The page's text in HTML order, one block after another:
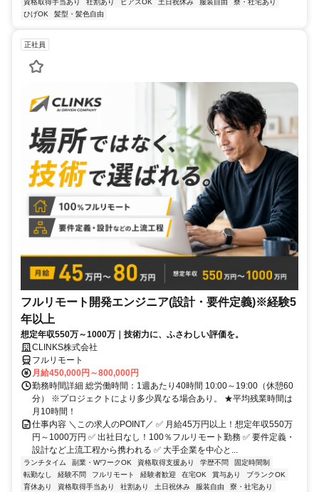
資格取得手当あり 社割あり ピアスOK 土日祝休み 服装自由
寮・社宅あり
ひげOK
髪型・髪色自由
正社員
フルリモート開発エンジニア(設計・要件定義)※経験5
年以上
想定年収550万～1000万｜技術力に、ふさわしい評価を。
CLINKS株式会社
フルリモート
月給450,000円～800,000円
勤務時間詳細 総労働時間：1週あたり40時間 10:00～19:00（休憩60
分） ※プロジェクトにより多少異なる場合あり。 ★平均残業時間は
月10時間！
仕事内容 ＼この求人のPOINT／ ✅ 月給45万円以上！想定年収550万
円～1000万円 ✅ 出社日なし！100％フルリモート勤務 ✅ 要件定義・
設計など上流工程から携われる ✅ 大手企業を中心と...
ランチタイム 副業・WワークOK 資格取得支援あり 学歴不問
固定時間制
転勤なし
経験不問 フルリモート 経験者歓迎 在宅OK 賞与あり
ブランクOK
育休あり
資格取得手当あり 社割あり 土日祝休み 服装自由
寮・社宅あり